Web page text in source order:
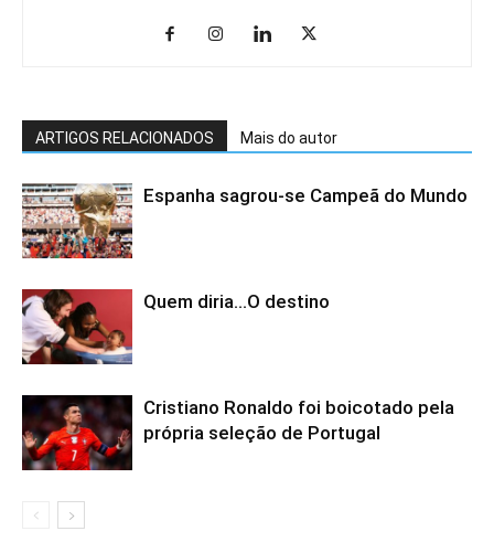
ARTIGOS RELACIONADOS Mais do autor
Espanha sagrou-se Campeã do Mundo
Quem diria…O destino
Cristiano Ronaldo foi boicotado pela
própria seleção de Portugal